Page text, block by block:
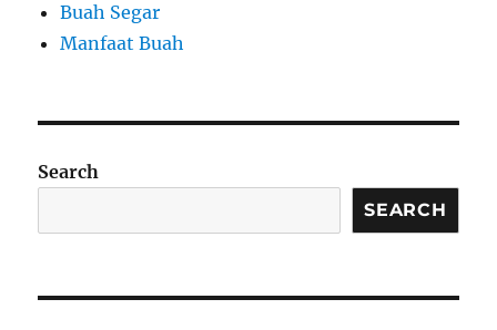
Buah Segar
Manfaat Buah
Search
SEARCH